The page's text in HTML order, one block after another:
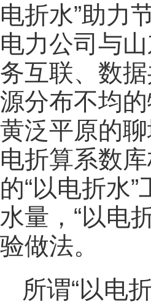
电折水”助力
电力公司与
务互联、数
源分布不均
黄泛平原的
电折算系数
的“以电折水
水量，“以电
验做法。
所谓“以电